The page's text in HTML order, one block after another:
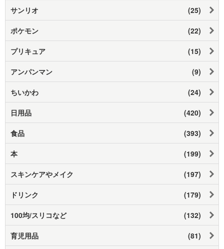
サンリオ (25)
ポケモン (22)
プリキュア (15)
アンパンマン (9)
ちいかわ (24)
日用品 (420)
食品 (393)
本 (199)
スキンケアやメイク (197)
ドリンク (179)
100均/スリコなど (132)
育児用品 (81)